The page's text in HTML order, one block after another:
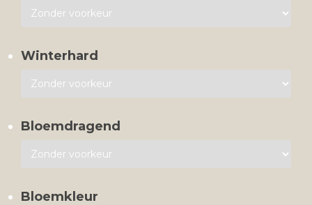
Winterhard
Bloemdragend
Bloemkleur